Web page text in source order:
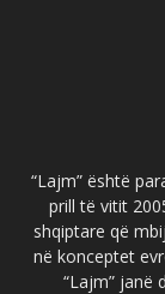
“Lajm” është
prill të vitit
shqiptare që
në konceptet
“Lajm” janë